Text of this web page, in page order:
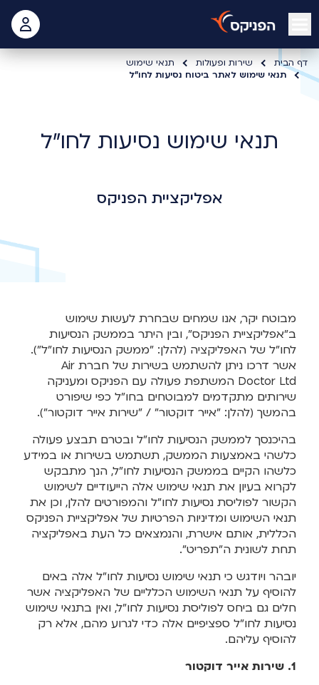
open mobile menu
דף הבית שירות ופעולות
תנאי שימוש
תנאי שימוש לאתר ביטוח נסיעות לחו"ל
תנאי שימוש נסיעות לחו"ל
אפליקציית הפניקס
מבוטח יקר, אנו שמחים שבחרת לעשות שימוש
ב"אפליקציית הפניקס", ובין היתר בממשק הנסיעות
לחו"ל של האפליקציה (להלן: "ממשק הנסיעות לחו"ל").
אשר דרכו ניתן להשתמש בשירות של חברת Air
Doctor Ltd המשתפת פעולה עם הפניקס ומעניקה
שירותים מתקדמים למבוטחים בחו"ל כפי שיפורט
בהמשך (להלן: "אייר דוקטור" / "שירות אייר דוקטור").
בהיכנסך לממשק הנסיעות לחו"ל ובטרם תבצע פעולה
כלשהי באמצעות הממשק, תשתמש בשירות או במידע
כלשהו הקיים בממשק הנסיעות לחו"ל, הנך מתבקש
לקרוא בעיון את תנאי שימוש אלה הייעודיים לשימוש
הקשור לפוליסת נסיעות לחו"ל והמפורטים להלן, וכן את
תנאי השימוש ומדיניות הפרטיות של אפליקציית הפניקס
הכללית, אותם אישרת, והנמצאים כל העת באפליקציה
תחת לשונית ה"תפריט".
יובהר ויודגש כי תנאי שימוש נסיעות לחו"ל אלה באים
להוסיף על תנאי השימוש הכלליים של האפליקציה אשר
חלים גם ביחס לפוליסת נסיעות לחו"ל, ואין בתנאי שימוש
נסיעות לחו"ל ספציפיים אלה כדי לגרוע מהם, אלא רק
להוסיף עליהם.
1. שירות אייר דוקטור